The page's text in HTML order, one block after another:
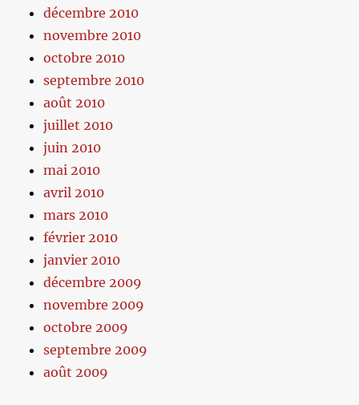
décembre 2010
novembre 2010
octobre 2010
septembre 2010
août 2010
juillet 2010
juin 2010
mai 2010
avril 2010
mars 2010
février 2010
janvier 2010
décembre 2009
novembre 2009
octobre 2009
septembre 2009
août 2009